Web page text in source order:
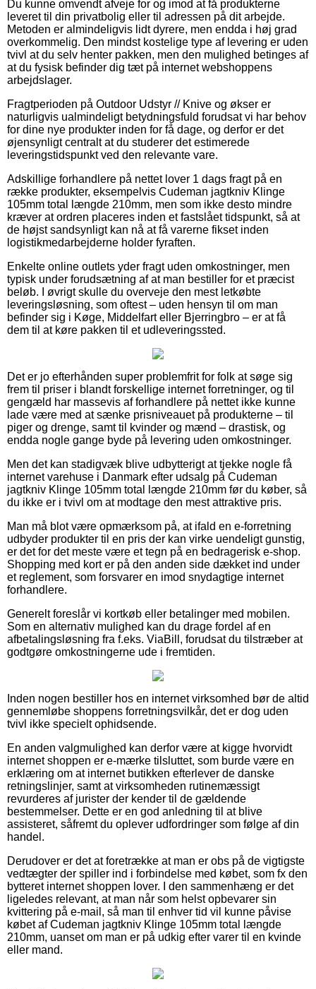
Du kunne omvendt afveje for og imod at få produkterne
leveret til din privatbolig eller til adressen på dit arbejde.
Metoden er almindeligvis lidt dyrere, men endda i høj grad
overkommelig. Den mindst kostelige type af levering er uden
tvivl at du selv henter pakken, men den mulighed betinges af
at du fysisk befinder dig tæt på internet webshoppens
arbejdslager.
Fragtperioden på Outdoor Udstyr // Knive og økser er
naturligvis ualmindeligt betydningsfuld forudsat vi har behov
for dine nye produkter inden for få dage, og derfor er det
øjensynligt centralt at du studerer det estimerede
leveringstidspunkt ved den relevante vare.
Adskillige forhandlere på nettet lover 1 dags fragt på en
række produkter, eksempelvis Cudeman jagtkniv Klinge
105mm total længde 210mm, men som ikke desto mindre
kræver at ordren placeres inden et fastslået tidspunkt, så at
de højst sandsynligt kan nå at få varerne fikset inden
logistikmedarbejderne holder fyraften.
Enkelte online outlets yder fragt uden omkostninger, men
typisk under forudsætning af at man bestiller for et præcist
beløb. I øvrigt skulle du overveje den mest letkøbte
leveringsløsning, som oftest – uden hensyn til om man
befinder sig i Køge, Middelfart eller Bjerringbro – er at få
dem til at køre pakken til et udleveringssted.
Det er jo efterhånden super problemfrit for folk at søge sig
frem til priser i blandt forskellige internet forretninger, og til
gengæld har massevis af forhandlere på nettet ikke kunne
lade være med at sænke prisniveauet på produkterne – til
piger og drenge, samt til kvinder og mænd – drastisk, og
endda nogle gange byde på levering uden omkostninger.
Men det kan stadigvæk blive udbytterigt at tjekke nogle få
internet varehuse i Danmark efter udsalg på Cudeman
jagtkniv Klinge 105mm total længde 210mm før du køber, så
du ikke er i tvivl om at modtage den mest attraktive pris.
Man må blot være opmærksom på, at ifald en e-forretning
udbyder produkter til en pris der kan virke uendeligt gunstig,
er det for det meste være et tegn på en bedragerisk e-shop.
Shopping med kort er på den anden side dækket ind under
et reglement, som forsvarer en imod snydagtige internet
forhandlere.
Generelt foreslår vi kortkøb eller betalinger med mobilen.
Som en alternativ mulighed kan du drage fordel af en
afbetalingsløsning fra f.eks. ViaBill, forudsat du tilstræber at
godtgøre omkostningerne ude i fremtiden.
Inden nogen bestiller hos en internet virksomhed bør de altid
gennemløbe shoppens forretningsvilkår, det er dog uden
tvivl ikke specielt ophidsende.
En anden valgmulighed kan derfor være at kigge hvorvidt
internet shoppen er e-mærke tilsluttet, som burde være en
erklæring om at internet butikken efterlever de danske
retningslinjer, samt at virksomheden rutinemæssigt
revurderes af jurister der kender til de gældende
bestemmelser. Dette er en god anledning til at blive
assisteret, såfremt du oplever udfordringer som følge af din
handel.
Derudover er det at foretrække at man er obs på de vigtigste
vedtægter der spiller ind i forbindelse med købet, som fx den
bytteret internet shoppen lover. I den sammenhæng er det
ligeledes relevant, at man når som helst opbevarer sin
kvittering på e-mail, så man til enhver tid vil kunne påvise
købet af Cudeman jagtkniv Klinge 105mm total længde
210mm, uanset om man er på udkig efter varer til en kvinde
eller mand.